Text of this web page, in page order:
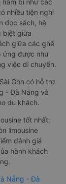
hầm bí như các
nhiều tiện nghi
đọc sách, hệ
biệt giữa
giữa các ghế
ứng được nhu
việc di chuyển.
Gòn có hỗ trợ
- Đà Nẵng và
du khách.
tốt nhất:
limousine
đánh giá
hành khách
Nẵng - Đà